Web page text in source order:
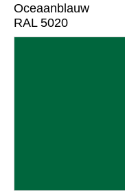
Oceaanblauw
RAL 5020